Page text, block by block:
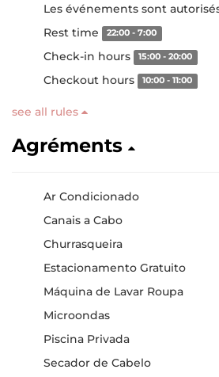
Les événements sont
Rest time 22:00 - 7:00
Check-in hours 15:00 - 20:00
Checkout hours 10:00 - 11:00
see all rules
Agréments
Ar Condicionado
Canais a Cabo
Churrasqueira
Estacionamento Gratuito
Máquina de Lavar Roupa
Microondas
Piscina Privada
Secador de Cabelo